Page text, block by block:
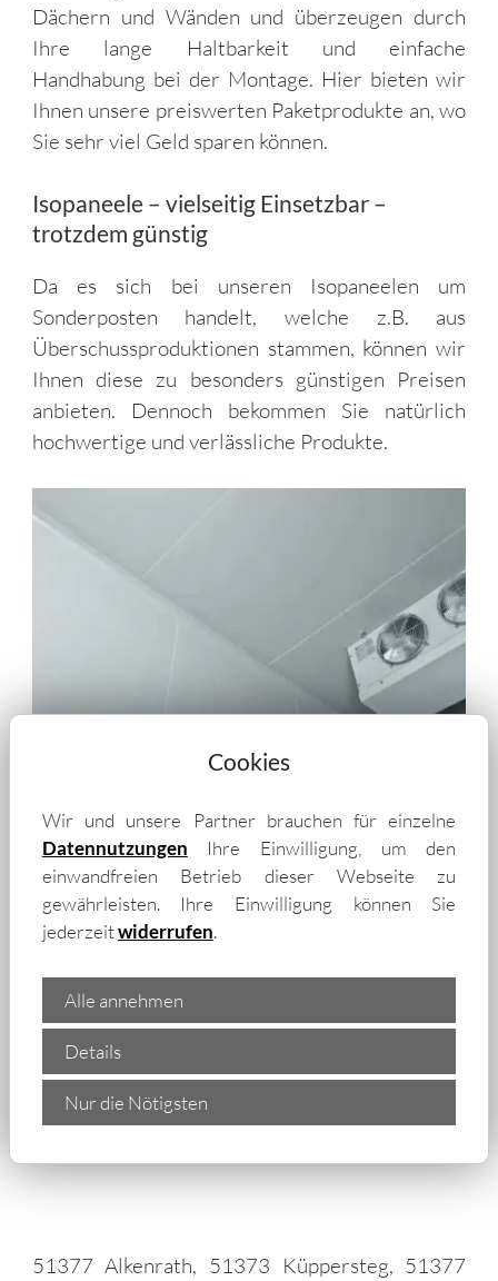
Dächern und Wänden und überzeugen durch
Ihre lange Haltbarkeit und einfache
Handhabung bei der Montage. Hier bieten wir
Ihnen unsere preiswerten Paketprodukte an, wo
Sie sehr viel Geld sparen können.
Isopaneele – vielseitig Einsetzbar –
trotzdem günstig
Da es sich bei unseren Isopaneelen um
Sonderposten handelt, welche z.B. aus
Überschussproduktionen stammen, können wir
Ihnen diese zu besonders günstigen Preisen
anbieten. Dennoch bekommen Sie natürlich
hochwertige und verlässliche Produkte.
„Wir liefern isolierte
auch in die Umgebung von
Leverkusen – unter anderem
in:
51377 Alkenrath, 51373 Küppersteg, 51377
Cookies
Wir und unsere Partner brauchen für einzelne
Datennutzungen Ihre Einwilligung, um den
einwandfreien Betrieb dieser Webseite zu
gewährleisten. Ihre Einwilligung können Sie
jederzeitwiderrufen.
Alle annehmen
Details
Nur die Nötigsten